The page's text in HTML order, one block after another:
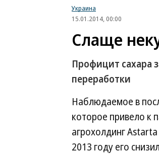
Украина
15.01.2014, 00:00
Слаще
Профицит сахара
переработки
Наблюдаемое в
которое привело к
агрохолдинг
2013 году его